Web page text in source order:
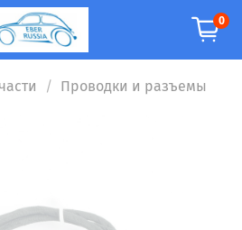
0
Проводки и разъемы